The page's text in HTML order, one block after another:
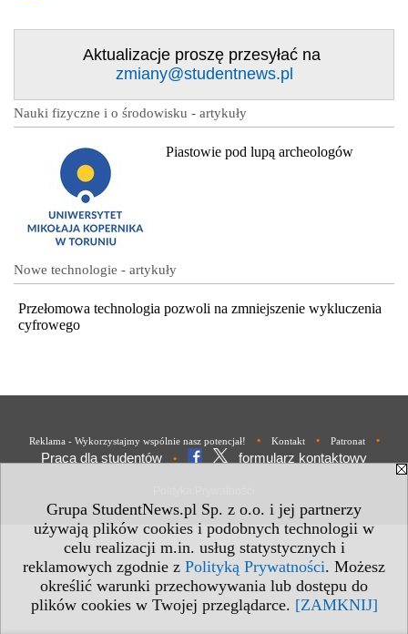
Grupa StudentNews.pl Sp. z o.o. i jej partnerzy
używają plików cookies i podobnych technologii w
celu realizacji m.in. usług statystycznych i
reklamowych zgodnie z Polityką Prywatności. Możesz
określić warunki przechowywania lub dostępu do
plików cookies w Twojej przeglądarce. [ZAMKNIJ]
Aktualizacje proszę przesyłać na
zmiany@studentnews.pl
Nauki fizyczne i o środowisku - artykuły
Piastowie pod lupą archeologów
Nowe technologie - artykuły
Przełomowa technologia pozwoli na zmniejszenie wykluczenia
cyfrowego
Reklama - Wykorzystajmy wspólnie nasz potencjał! • Kontakt • Patronat •
Praca dla studentów • formularz kontaktowy